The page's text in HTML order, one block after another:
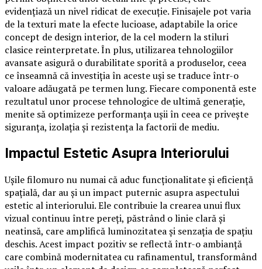
evidențiază un nivel ridicat de execuție. Finisajele pot varia
de la texturi mate la efecte lucioase, adaptabile la orice
concept de design interior, de la cel modern la stiluri
clasice reinterpretate. În plus, utilizarea tehnologiilor
avansate asigură o durabilitate sporită a produselor, ceea
ce înseamnă că investiția în aceste uși se traduce într-o
valoare adăugată pe termen lung. Fiecare componentă este
rezultatul unor procese tehnologice de ultimă generație,
menite să optimizeze performanța ușii în ceea ce privește
siguranța, izolația și rezistența la factorii de mediu.
Impactul Estetic Asupra Interiorului
Ușile filomuro nu numai că aduc funcționalitate și eficiență
spațială, dar au și un impact puternic asupra aspectului
estetic al interiorului. Ele contribuie la crearea unui flux
vizual continuu între pereți, păstrând o linie clară și
neatinsă, care amplifică luminozitatea și senzația de spațiu
deschis. Acest impact pozitiv se reflectă într-o ambianță
care combină modernitatea cu rafinamentul, transformând